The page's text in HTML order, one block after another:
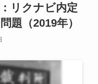
リクナビ内定
題（2019年）